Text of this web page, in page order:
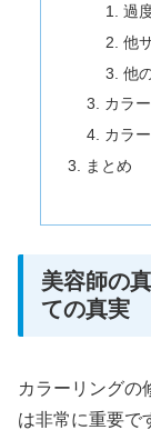
過
他
他
カラ
カラ
まとめ
美容師の
ての真実
カラーリングの
は非常に重要で